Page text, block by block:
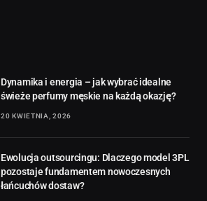
Dynamika i energia – jak wybrać idealne
świeże perfumy męskie na każdą okazję?
20 KWIETNIA, 2026
Ewolucja outsourcingu: Dlaczego model 3PL
pozostaje fundamentem nowoczesnych
łańcuchów dostaw?